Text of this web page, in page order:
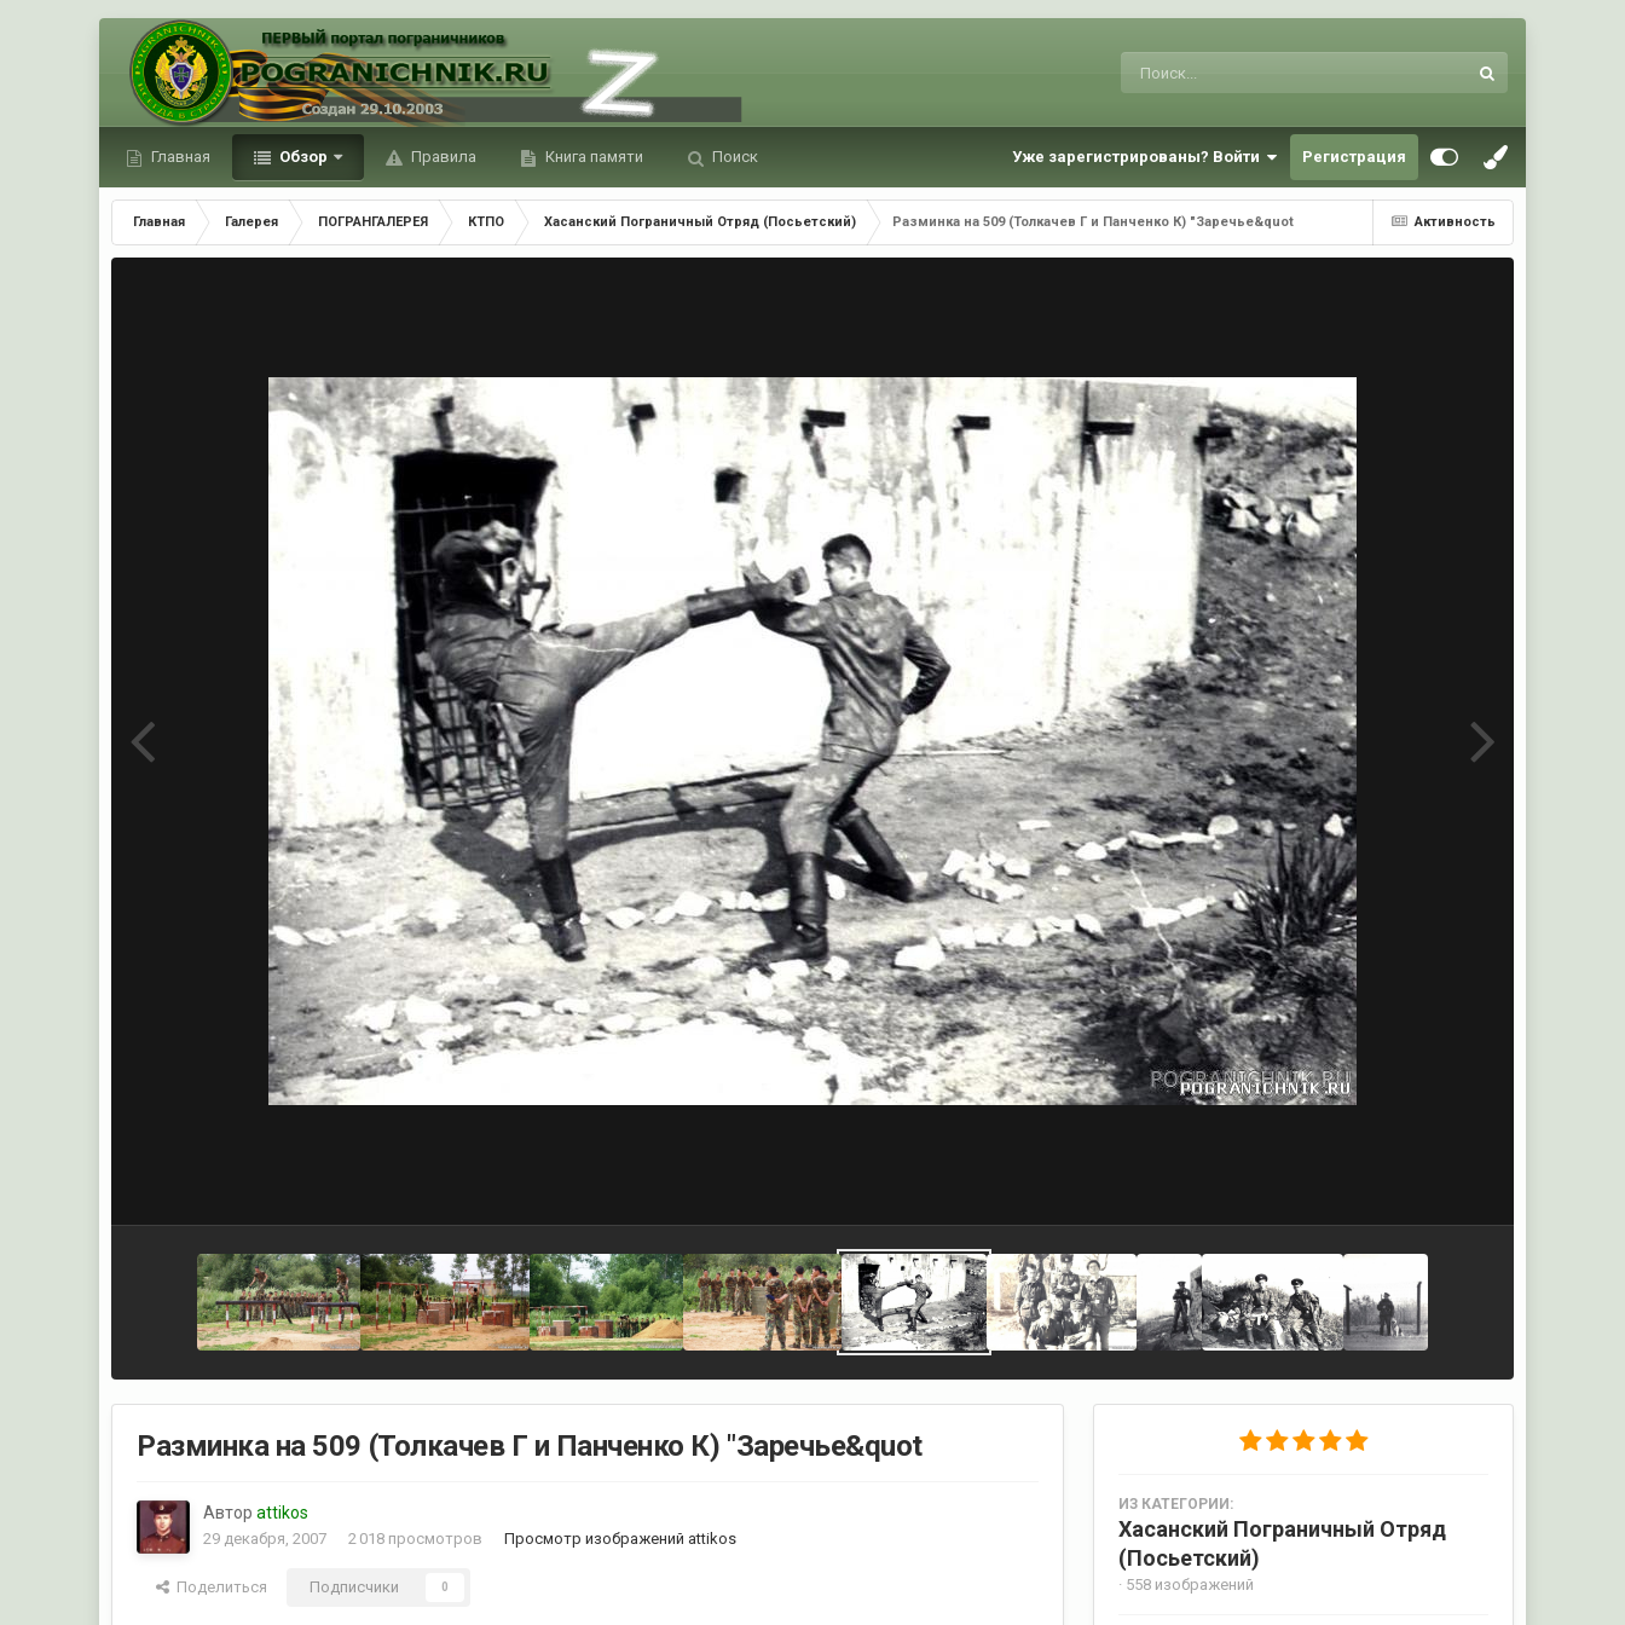
Главная Обзор Правила Книга памяти Поиск Уже зарегистрированы? Войти Регистрация
Активность
Главная Галерея ПОГРАНГАЛЕРЕЯ КТПО Хасанский Пограничный Отряд (Посьетский) Разминка на 509 (Толкачев Г и Панченко К) "Заречье&quot
Разминка на 509 (Толкачев Г и Панченко К) "Заречье&quot
Авторattikos
29 декабря, 2007 2 018 просмотров Просмотр изображений attikos
Поделиться Подписчики 0
ИЗ КАТЕГОРИИ:
Хасанский Пограничный Отряд
(Посьетский)
· 558 изображений